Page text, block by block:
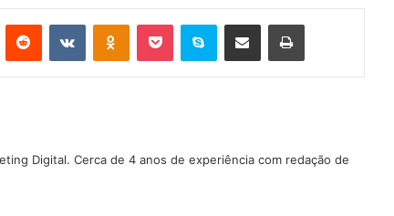
Reddit VK OK Pocket Skype Compartilhar via e-mail Imprimir
Digital. Cerca de 4 anos de experiência com redação de